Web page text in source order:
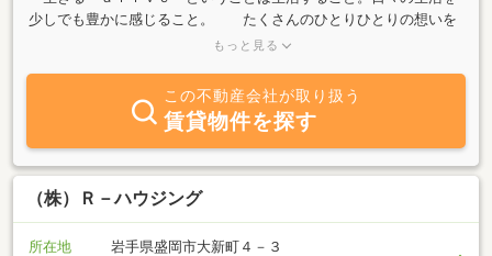
少しでも豊かに感じること。 たくさんのひとりひとりの想いを
込めてそこに住む場所があること。 一生懸命に生きていく私たち
岡、そして岩手が大好きな女性スタッフが、売買・賃貸のご相談に
応じます。また、地域のすてきなＳＨＯＰのご紹介もできますの
で、お気軽にご来店下さい。 お待ちしております♪指定駐車場も
ありますので、お問い合わせください。物件のお問い合わせは、公
式LINEでも受け付けております。お気軽にお問い合わせください。
もっと見る
この不動産会社が取り扱う
賃貸物件を探す
（株）Ｒ－ハウジング
所在地 岩手県盛岡市大新町４－３